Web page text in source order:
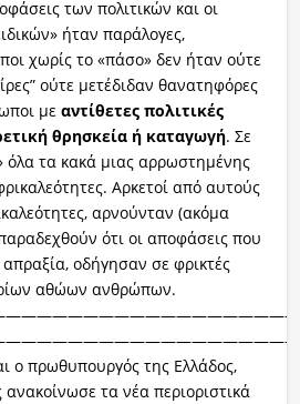
των πολιτικών και οι
ήταν παράλογες,
χωρίς το «πάσο» δεν ήταν ούτε
ούτε μετέδιδαν θανατηφόρες
με αντίθετες πολιτικές
θρησκεία ή καταγωγή. Σε
τα κακά μιας αρρωστημένης
Αρκετοί από αυτούς
αρνούνταν (ακόμα
ότι οι αποφάσεις που
οδήγησαν σε φρικτές
αθώων ανθρώπων.
ο πρωθυπουργός της Ελλάδος,
τα νέα περιοριστικά